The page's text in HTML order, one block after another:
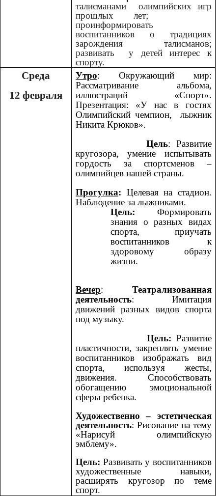
талисманами олимпийских игр
прошлых лет;
проинформировать
воспитанников о традициях
зарождения талисманов;
развивать у детей интерес к
спорту.
Среда
12 февраля
Утро: Окружающий мир:
Рассматривание альбома,
иллюстраций «Спорт».
Презентация: «У нас в гостях
Олимпийский чемпион, лыжник
Никита Крюков».
Цель: Развитие
кругозора, умение испытывать
гордость за спортсменов –
олимпийцев нашей страны.
Прогулка: Целевая на стадион.
Наблюдение за лыжниками.
Цель: Формировать
знания о разных видах
спорта, приучать
воспитанников к
здоровому образу
жизни.
Вечер: Театрализованная
деятельность: Имитация
движений разных видов спорта
под музыку.
Цель: Развитие
пластичности, закреплять умение
воспитанников изображать вид
спорта, используя жесты,
движения. Способствовать
обогащению эмоциональной
сферы ребенка.
Художественно – эстетическая
деятельность: Рисование на тему
«Нарисуй олимпийскую
эмблему».
Цель: Развивать у воспитанников
художественные навыки,
расширять кругозор по теме
спорт.